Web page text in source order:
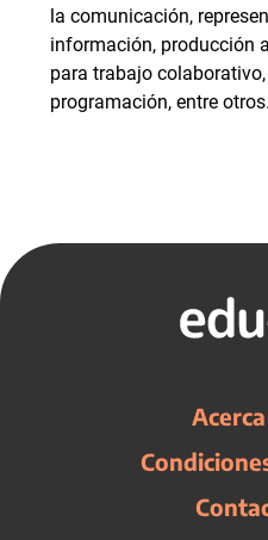
la comunicación,
información, producción
para trabajo
programación, entre otros.